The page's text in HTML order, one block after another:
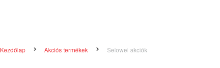
Kezdőlap Akciós termékek Selowei akciók